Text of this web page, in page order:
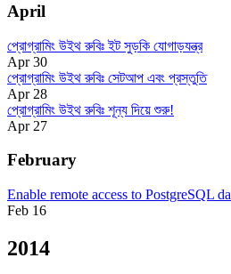
April
প্রোগ্রামিং উইথ রুবিঃ ইট সুড়কি যোগাড়যন্ত্র
Apr 30
প্রোগ্রামিং উইথ রুবিঃ সেটআপ এবং প্রস্তুতি
Apr 28
প্রোগ্রামিং উইথ রুবিঃ শূন্য দিয়ে শুরু!
Apr 27
February
Enable remote access to PostgreSQL
Feb 16
2014